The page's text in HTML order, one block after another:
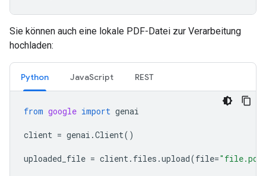
Sie können auch eine lokale PDF-Datei zur Verarbeitung
hochladen:
Python JavaScript REST
from google import genai
client = genai .Client()
uploaded_file = client. files .upload(file=